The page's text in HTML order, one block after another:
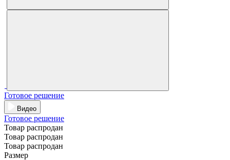
Готовое решение
Видео
Готовое решение
Товар распродан
Товар распродан
Товар распродан
Размер